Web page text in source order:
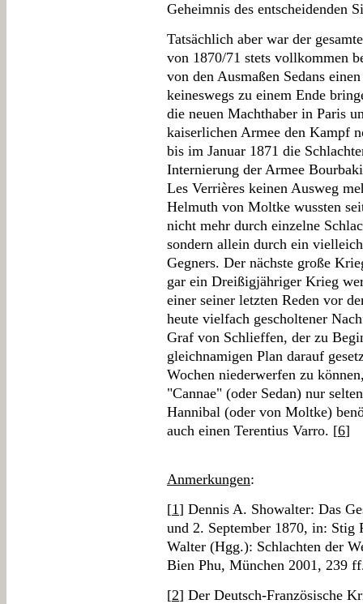
Geheimnis des entscheidenden
Tatsächlich aber war der
von 1870/71 stets vollkommen
von den Ausmaßen Sedans
keineswegs zu einem Ende
die neuen Machthaber in Paris
kaiserlichen Armee den Kampf
bis im Januar 1871 die
Internierung der Armee
Les Verrières keinen Ausweg
Helmuth von Moltke wussten
nicht mehr durch einzelne
sondern allein durch ein
Gegners. Der nächste große
gar ein Dreißigjähriger Krieg
einer seiner letzten Reden vor
heute vielfach gescholtener
Graf von Schlieffen, der zu
gleichnamigen Plan darauf
Wochen niederwerfen zu
"Cannae" (oder Sedan) nur
Hannibal (oder von Moltke)
auch einen Terentius Varro. [6]
Anmerkungen:
[1] Dennis A. Showalter: Das
und 2. September 1870, in:
Walter (Hgg.): Schlachten der
Bien Phu, München 2001, 239
[2] Der Deutsch-Französische